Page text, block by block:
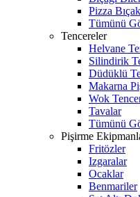
Pizza
Tümünü
Tencereler
Helvane
Silindirik
Düdüklü
Makarna
Wok
Tavalar
Tümünü
Pişirme
Fritözler
Izgaralar
Ocaklar
Benmariler